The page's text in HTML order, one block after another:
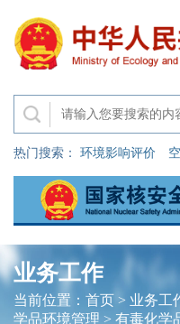
热门搜索： 环境影响评价
业务工作
当前位置： 首页> 业务工
学品环境管理 > 有毒化学